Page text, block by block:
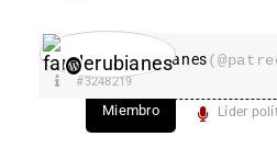
fanderubianes
#3248219
Miembro Líder